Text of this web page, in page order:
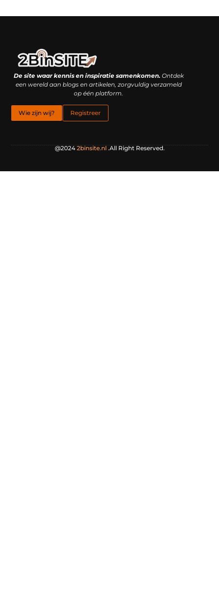
De site waar kennis en inspiratie samenkomen.Ontdek
een wereld aan blogs en artikelen, zorgvuldig verzameld
op één platform.
Wie zijn wij? Registreer
@2024 2binsite.nl.All Right Reserved.